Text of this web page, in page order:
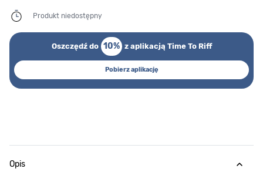
Produkt niedostępny
Oszczędź do 10% z aplikacją Time To Riff
Pobierz aplikację
Opis